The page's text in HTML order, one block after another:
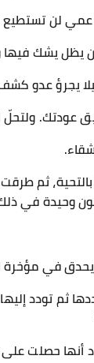
لن تستطيع
يظل يشك فيها
يجرؤ عدو
عودتك. ولتحلّ
ثم
وحيدة في
في مؤخرة
ثم تودد
حصلت على